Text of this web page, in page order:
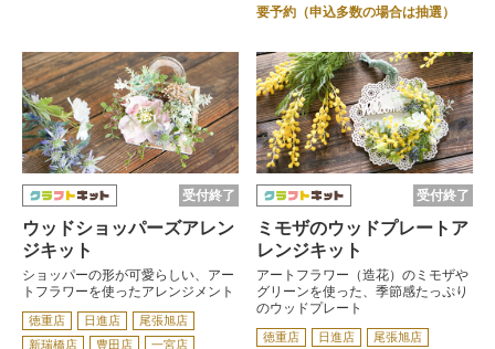
要予約（申込多数の場合は抽選）
受付終了
ウッドショッパーズアレン
ジキット
ショッパーの形が可愛らしい、アー
トフラワーを使ったアレンジメント
徳重店 日進店
尾張旭店
新瑞橋店
豊田店 一宮店
受付終了
ミモザのウッドプレートア
レンジキット
アートフラワー（造花）のミモザや
グリーンを使った、季節感たっぷり
のウッドプレート
徳重店 日進店
尾張旭店